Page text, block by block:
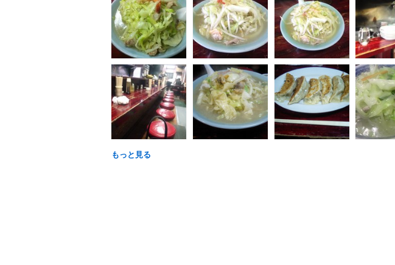
もっと見る